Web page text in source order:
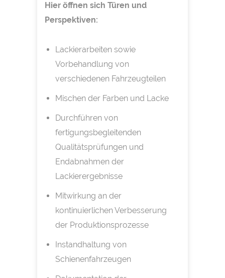
Hier öffnen sich Türen und
Perspektiven:
Lackierarbeiten sowie
Vorbehandlung von
verschiedenen Fahrzeugteilen
Mischen der Farben und Lacke
Durchführen von
fertigungsbegleitenden
Qualitätsprüfungen und
Endabnahmen der
Lackierergebnisse
Mitwirkung an der
kontinuierlichen Verbesserung
der Produktionsprozesse
Instandhaltung von
Schienenfahrzeugen